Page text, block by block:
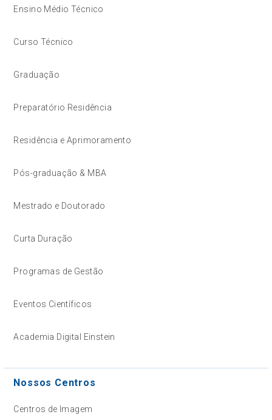
Ensino Médio Técnico
Curso Técnico
Graduação
Preparatório Residência
Residência e Aprimoramento
Pós-graduação & MBA
Mestrado e Doutorado
Curta Duração
Programas de Gestão
Eventos Científicos
Academia Digital Einstein
Nossos Centros
Centros de Imagem